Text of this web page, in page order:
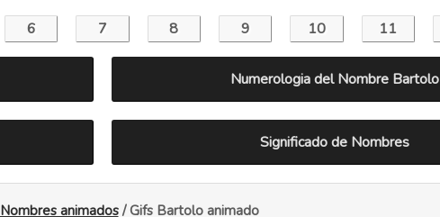
Numerologia del Nombre Bartolo
Significado de Nombres
Nombres animados/ Gifs Bartolo animado